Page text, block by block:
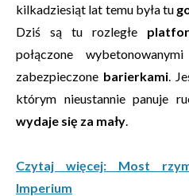
kilkadziesiąt lat temu była tu
Dziś są tu rozległe
połączone wybetonowanymi
zabezpieczone barierkami.
którym nieustannie panuje
wydaje się za mały.
Czytaj więcej: Most
Imperium